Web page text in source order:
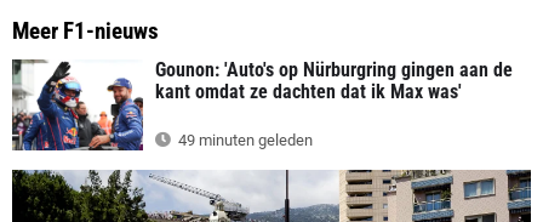
Meer F1-nieuws
Gounon: 'Auto's op Nürburgring gingen aan de
kant omdat ze dachten dat ik Max was'
49 minuten geleden